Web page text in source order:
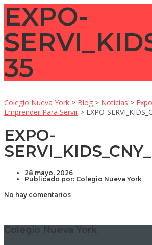
EXPO-
35
Colegio Nueva York > Blog > Noticias >
Emprender Para Servir > EXPO-
EXPO-
28 mayo, 2026
Publicado por: Colegio Nueva York
No hay comentarios
Colegio Nueva York